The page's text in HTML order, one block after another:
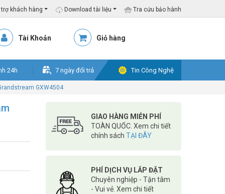
khách hàng Download tài liệu Tra cứu bảo hành
Tài Khoản Giỏ hàng
24h 7 ngày đổi trả Tin Công Nghệ
GXW4504
GIAO HÀNG MIỄN PHÍ
TOÀN QUỐC. Xem chi tiết
chính sách TẠI ĐÂY
PHÍ DỊCH VỤ LẮP ĐẶT
Chuyên nghiệp - Tận tâm
- Vui vẻ. Xem chi tiết